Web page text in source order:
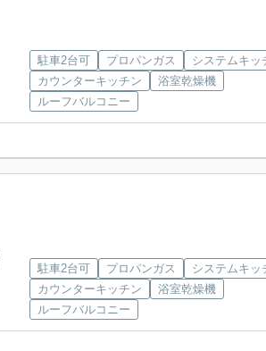
駐車2台可 プロパンガス
システムキッ
カウンターキッチン
浴室乾燥機
ルーフバルコニー
駐車2台可 プロパンガス
システムキッ
カウンターキッチン
浴室乾燥機
ルーフバルコニー